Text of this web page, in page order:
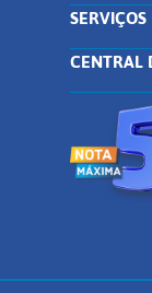
SERVIÇOS
CENTRAL